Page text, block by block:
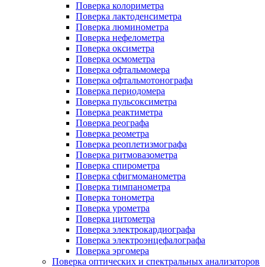
Поверка колориметра
Поверка лактоденсиметра
Поверка люминометра
Поверка нефелометра
Поверка оксиметра
Поверка осмометра
Поверка офтальмомера
Поверка офтальмотонографа
Поверка периодомера
Поверка пульсоксиметра
Поверка реактиметра
Поверка реографа
Поверка реометра
Поверка реоплетизмографа
Поверка ритмовазометра
Поверка спирометра
Поверка сфигмоманометра
Поверка тимпанометра
Поверка тонометра
Поверка урометра
Поверка цитометра
Поверка электрокардиографа
Поверка электроэнцефалографа
Поверка эргомера
Поверка оптических и спектральных анализаторов